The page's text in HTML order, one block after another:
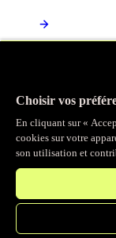
sur des normes
produits Fastly
Accélérez vos
Choisir vos
En cliquant sur «
cookies sur votre
son utilisation et